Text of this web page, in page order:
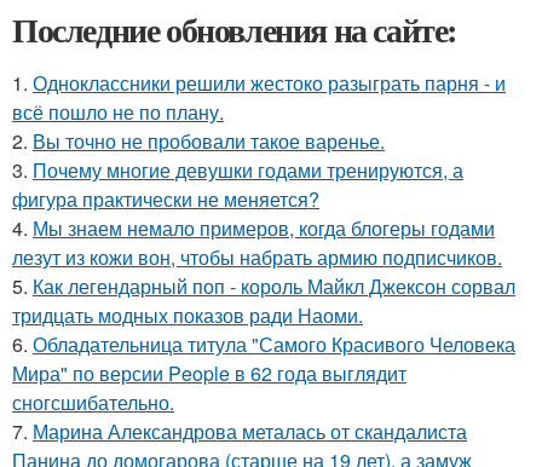
Последние обновления на сайте:
1. Одноклассники решили жестоко разыграть парня - и
всё пошло не по плану.
2. Вы точно не пробовали такое варенье.
3. Почему многие девушки годами тренируются, а
фигура практически не меняется?
4. Мы знаем немало примеров, когда блогеры годами
лезут из кожи вон, чтобы набрать армию подписчиков.
5. Как легендарный поп - король Майкл Джексон сорвал
тридцать модных показов ради Наоми.
6. Обладательница титула "Самого Красивого Человека
Мира" по версии People в 62 года выглядит
сногсшибательно.
7. Марина Александрова металась от скандалиста
Панина до домогарова (старше на 19 лет), а замуж